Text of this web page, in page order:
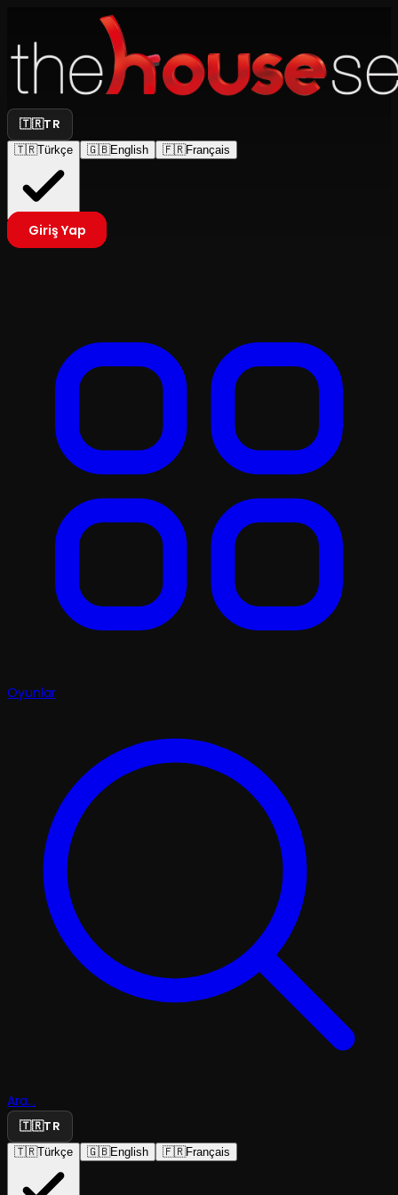
🇹🇷TR
🇹🇷Türkçe 🇬🇧English 🇫🇷Français
Giriş Yap
Oyunlar
Ara...
🇹🇷TR
🇹🇷Türkçe 🇬🇧English 🇫🇷Français